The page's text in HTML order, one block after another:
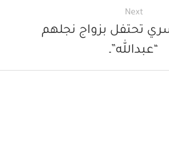
Next
تحتفل بزواج نجلهم
“عبدالله”ـ